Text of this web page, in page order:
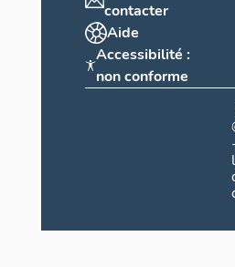
contacter
Aide
Accessibilité :
non conforme